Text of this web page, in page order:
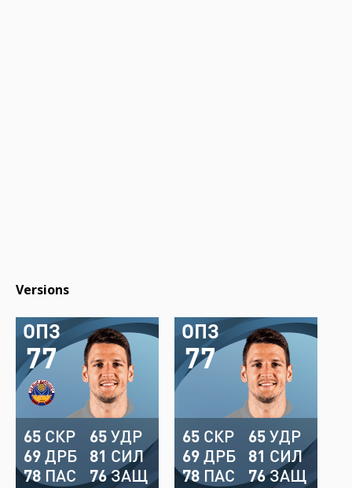
Versions
77
ОПЗ
65 СКР
69ДРБ
78 ПАС
65УДР
81 СИЛ
76ЗАЩ
77
ОПЗ
65 СКР
69ДРБ
78 ПАС
65УДР
81 СИЛ
76ЗАЩ